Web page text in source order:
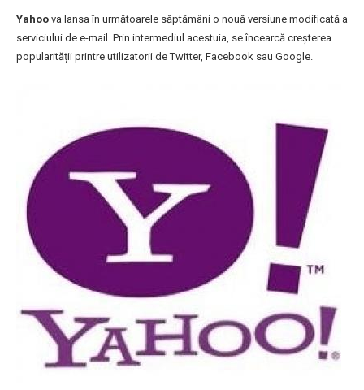
Yahoo va lansa în următoarele săptămâni o nouă versiune modificată a
serviciului de e-mail. Prin intermediul acestuia, se încearcă creșterea
popularității printre utilizatorii de Twitter, Facebook sau Google.